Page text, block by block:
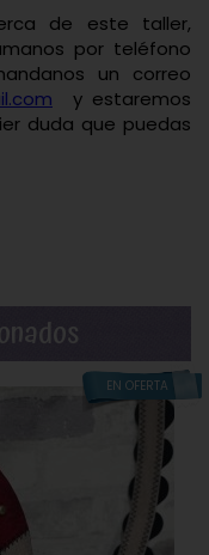
de este taller,
por teléfono
un correo
y estaremos
duda que puedas
EN OFERTA